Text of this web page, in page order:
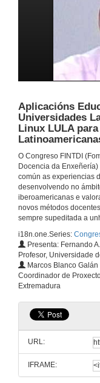
Aplicacións
Universidades
Linux LULA
O Congreso FINTDI
Docencia da
común as experiencias
desenvolvendo no
iberoamericanas e
novos métodos
sempre supeditada a
i18n.one.Series:
Presenta: Fernando
Profesor, Universidade
Marcos Blanco Galán
Coordinador de
Extremadura
URL:
IFRAME: